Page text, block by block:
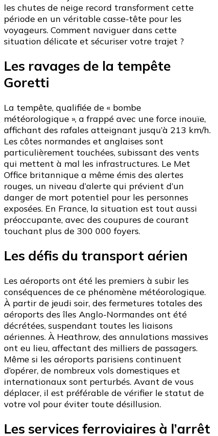
les chutes de neige record transforment cette
période en un véritable casse-tête pour les
voyageurs. Comment naviguer dans cette
situation délicate et sécuriser votre trajet ?
Les ravages de la tempête
Goretti
La tempête, qualifiée de « bombe
météorologique », a frappé avec une force inouïe,
affichant des rafales atteignant jusqu’à 213 km/h.
Les côtes normandes et anglaises sont
particulièrement touchées, subissant des vents
qui mettent à mal les infrastructures. Le Met
Office britannique a même émis des alertes
rouges, un niveau d’alerte qui prévient d’un
danger de mort potentiel pour les personnes
exposées. En France, la situation est tout aussi
préoccupante, avec des coupures de courant
touchant plus de 300 000 foyers.
Les défis du transport aérien
Les aéroports ont été les premiers à subir les
conséquences de ce phénomène météorologique.
À partir de jeudi soir, des fermetures totales des
aéroports des îles Anglo-Normandes ont été
décrétées, suspendant toutes les liaisons
aériennes. À Heathrow, des annulations massives
ont eu lieu, affectant des milliers de passagers.
Même si les aéroports parisiens continuent
d’opérer, de nombreux vols domestiques et
internationaux sont perturbés. Avant de vous
déplacer, il est préférable de vérifier le statut de
votre vol pour éviter toute désillusion.
Les services ferroviaires à l’arrêt